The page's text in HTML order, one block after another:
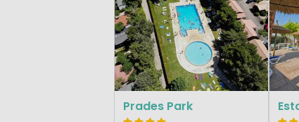
Prades Park